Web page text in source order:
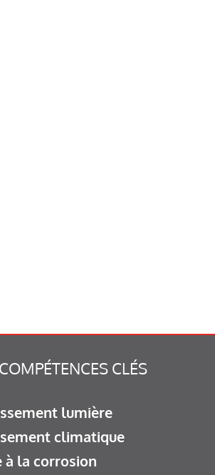
CLÉS
lumière
climatique
à la corrosion